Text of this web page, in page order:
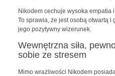
Nikodem cechuje wysoka empatia
To sprawia, że jest osobą otwartą i
jego pozytywny wizerunek.
Wewnętrzna siła,
sobie ze stresem
Mimo wrażliwości Nikodem